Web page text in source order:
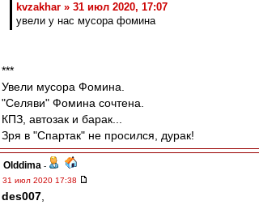
kvzakhar » 31 июл 2020, 17:07
увели у нас мусора фомина
***
Увели мусора Фомина.
"Селяви" Фомина сочтена.
КПЗ, автозак и барак...
Зря в "Спартак" не просился, дурак!
Olddima -
31 июл 2020 17:38
des007